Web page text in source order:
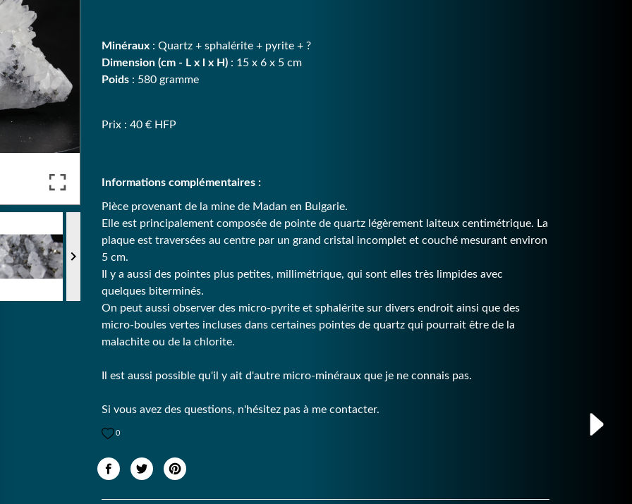

Minéraux : Quartz + sphalérite + pyrite + ?
Dimension (cm - L x l x H) : 15 x 6 x 5 cm
Poids : 580 gramme
Prix : 40 € HFP
Informations complémentaires :
Pièce provenant de la mine de Madan en Bulgarie.
Elle est principalement composée de pointe de quartz légèrement laiteux centimétrique. La
plaque est traversées au centre par un grand cristal incomplet et couché mesurant environ
5 cm.
Il y a aussi des pointes plus petites, millimétrique, qui sont elles très limpides avec
quelques biterminés.
On peut aussi observer des micro-pyrite et sphalérite sur divers endroit ainsi que des
micro-boules vertes incluses dans certaines pointes de quartz qui pourrait être de la
malachite ou de la chlorite.
Il est aussi possible qu'il y ait d'autre micro-minéraux que je ne connais pas.
Si vous avez des questions, n'hésitez pas à me contacter.
0